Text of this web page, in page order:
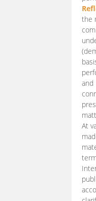
the
and
At